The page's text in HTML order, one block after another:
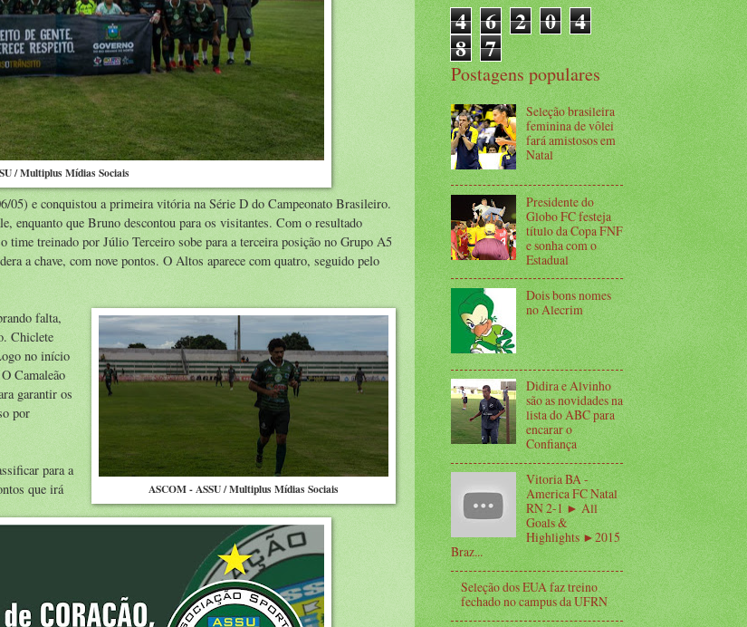
/ Multiplus Mídias Sociais
05) e conquistou a primeira vitória na Série D do Campeonato Brasileiro.
enquanto que Bruno descontou para os visitantes. Com o resultado
time treinado por Júlio Terceiro sobe para a terceira posição no Grupo A5
a chave, com nove pontos. O Altos aparece com quatro, seguido pelo
ASCOM - ASSU / Multiplus Mídias Sociais
falta,
Chiclete
no início
Camaleão
garantir os
por
para a
que irá
4 6 2 0 4
8 7
Postagens populares
Seleção brasileira
feminina de vôlei
fará amistosos em
Natal
Presidente do
Globo FC festeja
título da Copa FNF
e sonha com o
Estadual
Dois bons nomes
no Alecrim
Didira e Alvinho
são as novidades na
lista do ABC para
encarar o
Confiança
Vitoria BA -
America FC Natal
RN 2-1 ► All
Goals &
Highlights ►2015
Braz...
Seleção dos EUA faz treino
fechado no campus da UFRN